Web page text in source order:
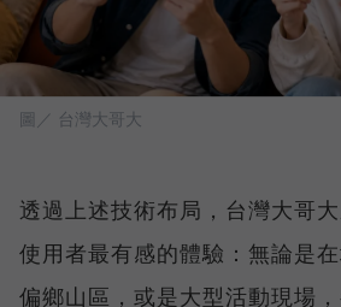
圖／ 台灣大哥大
透過上述技術布局，台灣大哥
使用者最有感的體驗：無論是在
偏鄉山區，或是大型活動現場，